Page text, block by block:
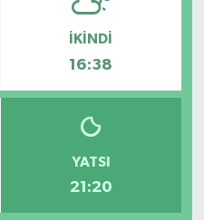
İKINDI
16:38
YATSI
21:20